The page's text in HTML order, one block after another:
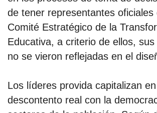
de tener representantes oficiales
Comité Estratégico de la
Educativa, a criterio de ellos,
no se vieron reflejadas en el
Los líderes provida capitalizan en
descontento real con la